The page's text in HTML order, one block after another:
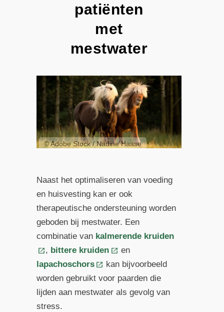
patiënten
met
mestwater
© Adobe Stock / Nadine Haase
Naast het optimaliseren van voeding
en huisvesting kan er ook
therapeutische ondersteuning worden
geboden bij mestwater. Een
combinatie van kalmerende kruiden
, bittere kruiden
en
lapachoschors
kan bijvoorbeeld
worden gebruikt voor paarden die
lijden aan mestwater als gevolg van
stress.